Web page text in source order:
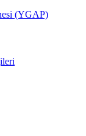
(YGAP)